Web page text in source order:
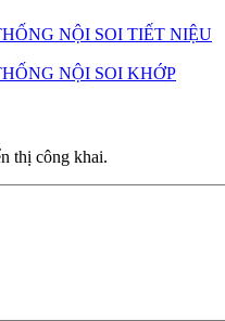
NỘI SOI TIẾT NIỆU
NỘI SOI KHỚP
thị công khai.